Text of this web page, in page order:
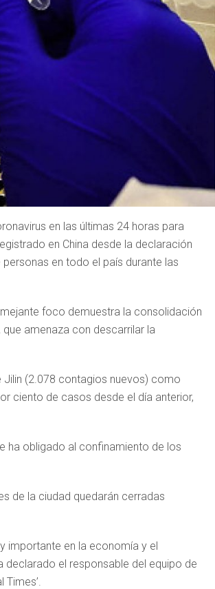
en las últimas 24 horas para
en China desde la declaración
en todo el país durante las
foco demuestra la consolidación
amenaza con descarrilar la
Jilin (2.078 contagios nuevos) como
ciento de casos desde el día anterior,
ha obligado al confinamiento de los
de la ciudad quedarán cerradas
importante en la economía y el
declarado el responsable del equipo de